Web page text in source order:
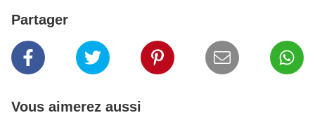
Partager
Vous aimerez aussi